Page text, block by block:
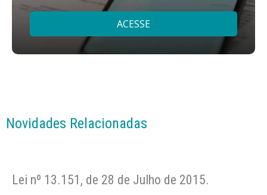
ACESSE
Novidades Relacionadas
Lei nº 13.151, de 28 de Julho de 2015.